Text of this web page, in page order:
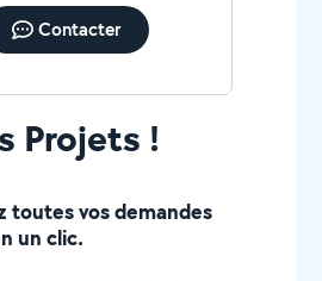
Contacter
Projets !
toutes vos demandes
un clic.